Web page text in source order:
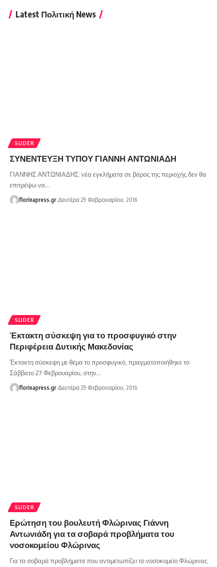
Latest Πολιτική News
SLIDER
ΣΥΝΕΝΤΕΥΞΗ ΤΥΠΟΥ ΓΙΑΝΝΗ ΑΝΤΩΝΙΑΔΗ
ΓΙΑΝΝΗΣ ΑΝΤΩΝΙΑΔΗΣ: νέα εγκλήματα σε βάρος της περιοχής δεν θα
επιτρέψω να…
florinapress.gr Δευτέρα 29 Φεβρουαρίου, 2016
SLIDER
Έκτακτη σύσκεψη για το προσφυγικό στην
Περιφέρεια Δυτικής Μακεδονίας
Έκτακτη σύσκεψη με θέμα το προσφυγικό, πραγματοποιήθηκε το
Σάββατο 27 Φεβρουαρίου, στην…
florinapress.gr Δευτέρα 29 Φεβρουαρίου, 2016
SLIDER
Ερώτηση του βουλευτή Φλώρινας Γιάννη
Αντωνιάδη για τα σοβαρά προβλήματα του
νοσοκομείου Φλώρινας
Για τα σοβαρά προβλήματα που αντιμετωπίζει το νοσοκομείο Φλώρινας